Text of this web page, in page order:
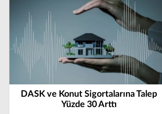
DASK ve Konut Sigortalarına Talep
Yüzde 30 Arttı